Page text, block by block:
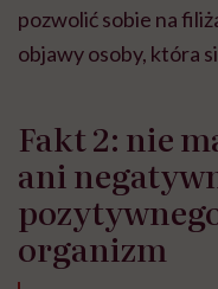
pozwolić sobie na
objawy osoby, która
Fakt 2: nie
ani
organizm